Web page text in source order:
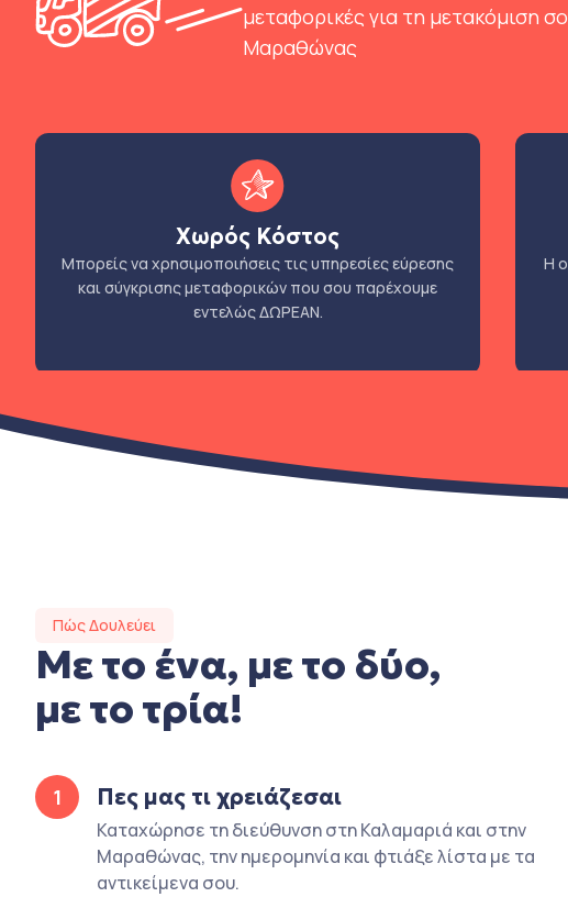
μεταφορικές για τη μετακόμιση
Μαραθώνας
Χωρός Κόστος
Μπορείς να χρησιμοποιήσεις τις υπηρεσίες εύρεσης
και σύγκρισης μεταφορικών που σου παρέχουμε
εντελώς ΔΩΡΕΑΝ.
Η
Πώς Δουλεύει
Με το ένα, με το δύο,
με το τρία!
1 Πες μας τι χρειάζεσαι
Καταχώρησε τη διεύθυνση στη Καλαμαριά και στην
Μαραθώνας, την ημερομηνία και φτιάξε λίστα με τα
αντικείμενα σου.